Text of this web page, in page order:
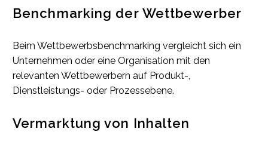
Benchmarking der Wettbewerber
Beim Wettbewerbsbenchmarking vergleicht sich ein
Unternehmen oder eine Organisation mit den
relevanten Wettbewerbern auf Produkt-,
Dienstleistungs- oder Prozessebene.
Vermarktung von Inhalten